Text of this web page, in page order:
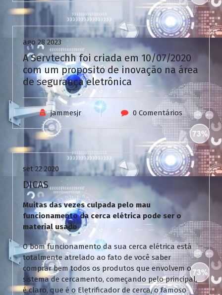
a
s
i
n
o
Uncategorized
ago 28 2023
A Servtechh foi criada em 10/07/2020
com um proposito de inovação na área
de segurança eletrônica
jammesjr 0 Comentários
Uncategorized
set 22 2020
DICAS
Muitas das vezes culpada pelo mau
funcionamento da cerca elétrica pode ser o
material usado
O bom funcionamento da sua cerca elétrica está
totalmente atrelado ao fato de você saber
comprar bem todos os produtos que envolvem o
sistema de cercamento, começando pelo principal,
é claro, que é o Eletrificador de cerca, o famoso